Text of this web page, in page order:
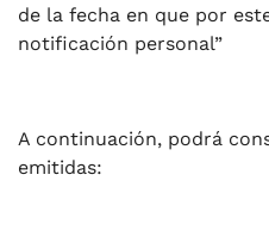
de la fecha en que por
notificación personal”
A continuación, podrá
emitidas: